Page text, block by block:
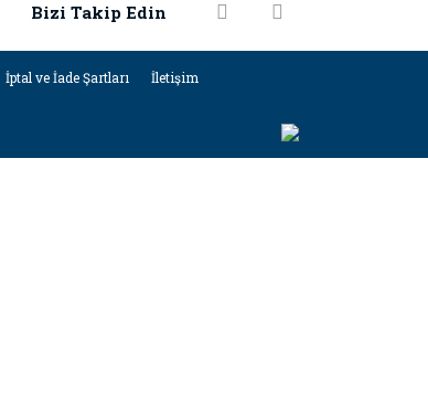
Bizi Takip Edin
İptal ve İade Şartları İletişim